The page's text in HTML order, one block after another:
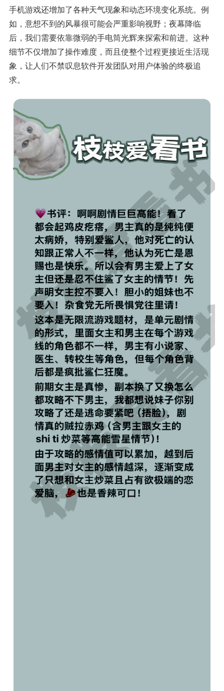
手机游戏还增加了各种天气现象和动态环境变化系统。例
如，意想不到的风暴很可能会严重影响视野；夜幕降临
后，我们需要依靠微弱的手电筒光辉来探索和前进。这种
细节不仅增加了操作难度，而且使整个过程更接近生活现
象，让人们不禁叹息软件开发团队对用户体验的终极追
求。